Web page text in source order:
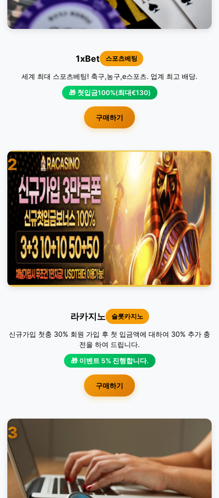
1xBet 스포츠베팅
세계 최대 스포츠베팅! 축구,농구,e스포츠. 업계 최고 배당.
🎁 첫입금100%(최대€130)
구매하기
2
라카지노 슬롯카지노
신규가입 첫충 30% 회원 가입 후 첫 입금액에 대하여 30% 추가 충
전을 하여 드립니다.
🎁 이벤트 5% 진행합니다.
구매하기
3